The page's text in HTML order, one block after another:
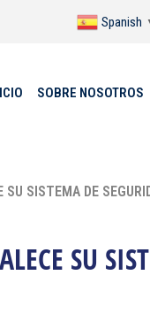
Spanish
SOBRE NOSOTROS
SISTEMA DE
SU